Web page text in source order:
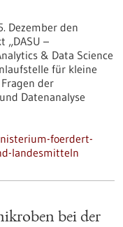
Dezember den
„DASU –
& Data Science
für kleine
der
Datenanalyse
foerdert-
landesmitteln
bei der